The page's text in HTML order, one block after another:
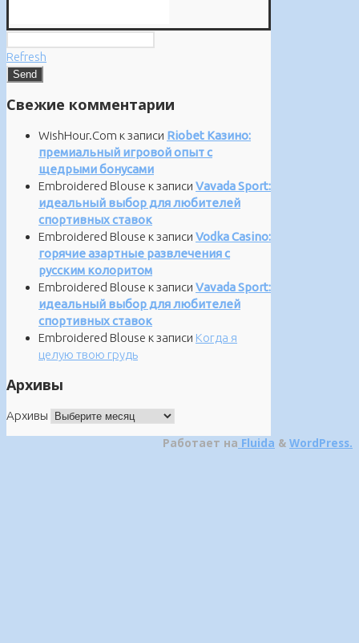
Refresh
Свежие комментарии
WishHour.Com к записи Riobet Казино:
премиальный игровой опыт с
щедрыми бонусами
Embroidered Blouse к записи Vavada Sport:
идеальный выбор для любителей
спортивных ставок
Embroidered Blouse к записи Vodka Casino:
горячие азартные развлечения с
русским колоритом
Embroidered Blouse к записи Vavada Sport:
идеальный выбор для любителей
спортивных ставок
Embroidered Blouse к записи Когда я
целую твою грудь
Архивы
Архивы
Работает на Fluida & WordPress.